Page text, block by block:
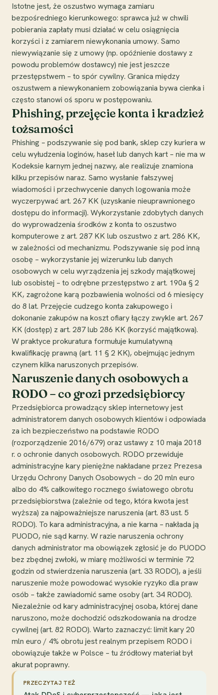
Istotne jest, że oszustwo wymaga zamiaru
bezpośredniego kierunkowego: sprawca już w chwili
pobierania zapłaty musi działać w celu osiągnięcia
korzyści i z zamiarem niewykonania umowy. Samo
niewywiązanie się z umowy (np. opóźnienie dostawy z
powodu problemów dostawcy) nie jest jeszcze
przestępstwem – to spór cywilny. Granica między
oszustwem a niewykonaniem zobowiązania bywa cienka i
często stanowi oś sporu w postępowaniu.
Phishing, przejęcie konta i kradzież
tożsamości
Phishing – podszywanie się pod bank, sklep czy kuriera w
celu wyłudzenia loginów, haseł lub danych kart – nie ma w
Kodeksie karnym jednej nazwy, ale realizuje znamiona
kilku przepisów naraz. Samo wysłanie fałszywej
wiadomości i przechwycenie danych logowania może
wyczerpywać art. 267 KK (uzyskanie nieuprawnionego
dostępu do informacji). Wykorzystanie zdobytych danych
do wyprowadzenia środków z konta to oszustwo
komputerowe z art. 287 KK lub oszustwo z art. 286 KK,
w zależności od mechanizmu. Podszywanie się pod inną
osobę – wykorzystanie jej wizerunku lub danych
osobowych w celu wyrządzenia jej szkody majątkowej
lub osobistej – to odrębne przestępstwo z art. 190a § 2
KK, zagrożone karą pozbawienia wolności od 6 miesięcy
do 8 lat. Przejęcie cudzego konta zakupowego i
dokonanie zakupów na koszt ofiary łączy zwykle art. 267
KK (dostęp) z art. 287 lub 286 KK (korzyść majątkowa).
W praktyce prokuratura formułuje kumulatywną
kwalifikację prawną (art. 11 § 2 KK), obejmując jednym
czynem kilka naruszonych przepisów.
Naruszenie danych osobowych a
RODO – co grozi przedsiębiorcy
Przedsiębiorca prowadzący sklep internetowy jest
administratorem danych osobowych klientów i odpowiada
za ich bezpieczeństwo na podstawie RODO
(rozporządzenie 2016/679) oraz ustawy z 10 maja 2018
r. o ochronie danych osobowych. RODO przewiduje
administracyjne kary pieniężne nakładane przez Prezesa
Urzędu Ochrony Danych Osobowych – do 20 mln euro
albo do 4% całkowitego rocznego światowego obrotu
przedsiębiorstwa (zależnie od tego, która kwota jest
wyższa) za najpoważniejsze naruszenia (art. 83 ust. 5
RODO). To kara administracyjna, a nie karna – nakłada ją
PUODO, nie sąd karny. W razie naruszenia ochrony
danych administrator ma obowiązek zgłosić je do PUODO
bez zbędnej zwłoki, w miarę możliwości w terminie 72
godzin od stwierdzenia naruszenia (art. 33 RODO), a jeśli
naruszenie może powodować wysokie ryzyko dla praw
osób – także zawiadomić same osoby (art. 34 RODO).
Niezależnie od kary administracyjnej osoba, której dane
naruszono, może dochodzić odszkodowania na drodze
cywilnej (art. 82 RODO). Warto zaznaczyć: limit kary 20
mln euro / 4% obrotu jest realnym przepisem RODO i
obowiązuje także w Polsce – tu źródłowy materiał był
akurat poprawny.
PRZECZYTAJ TEŻ